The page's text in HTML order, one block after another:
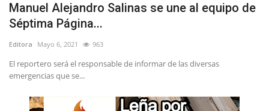
Manuel Alejandro Salinas se une al equipo de
Séptima Página...
Editora Mayo 6, 2021 963
El reportero será el responsable de informar de las diversas
emergencias que se...